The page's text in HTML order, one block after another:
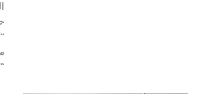
“X”: “أصبح مواطنونا الذين تم…